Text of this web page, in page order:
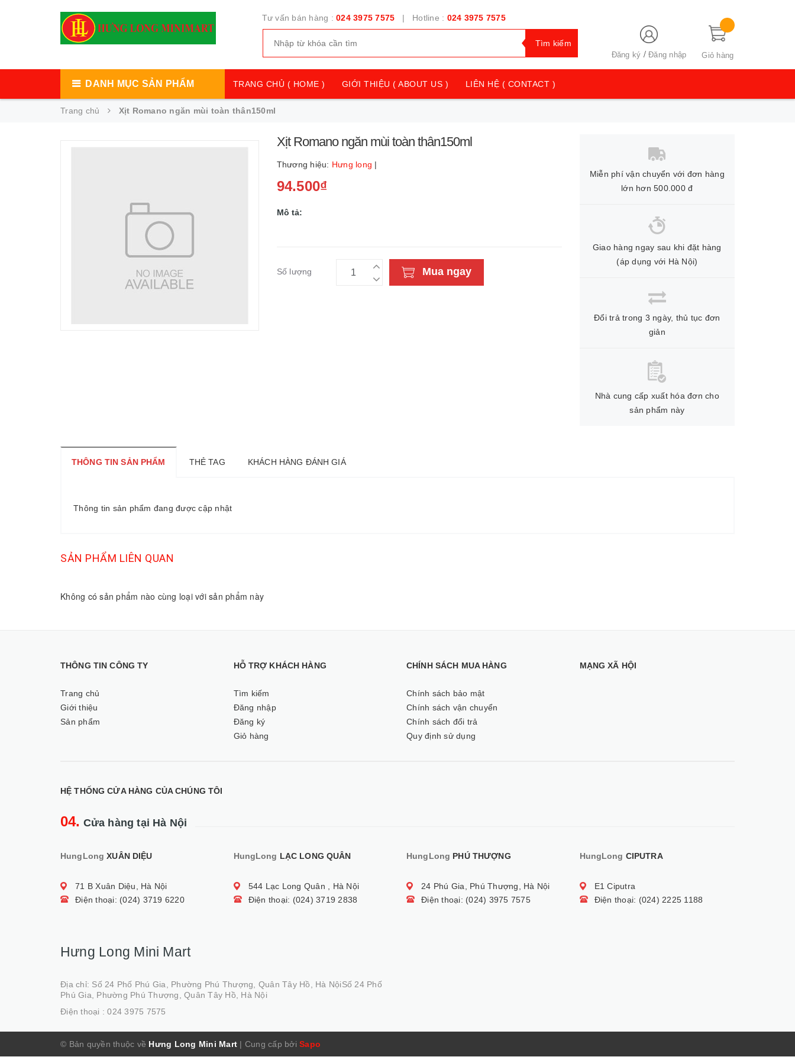
Tư vấn bán hàng : 024 3975 7575 | Hotline : 024 3975 7575
Tìm kiếm
Đăng ký /Đăng nhập Giỏ hàng
DANH MỤC SẢN PHẨM TRANG CHỦ ( HOME ) GIỚI THIỆU ( ABOUT US ) LIÊN HỆ ( CONTACT )
Trang chủ Xịt Romano ngăn mùi toàn thân150ml
Xịt Romano ngăn mùi toàn thân150ml
Thương hiệu: Hưng long |
94.500₫
Mô tả:
Số lượng Mua ngay
Miễn phí vận chuyển với đơn hàng
lớn hơn 500.000 đ
Giao hàng ngay sau khi đặt hàng
(áp dụng với Hà Nội)
Đổi trả trong 3 ngày, thủ tục đơn
giản
Nhà cung cấp xuất hóa đơn cho
sản phẩm này
THÔNG TIN SẢN PHẨM THẺ TAG KHÁCH HÀNG ĐÁNH GIÁ
Thông tin sản phẩm đang được cập nhật
SẢN PHẨM LIÊN QUAN
Không có sản phẩm nào cùng loại với sản phẩm này
THÔNG TIN CÔNG TY
Trang chủ
Giới thiệu
Sản phẩm
HỖ TRỢ KHÁCH HÀNG
Tìm kiếm
Đăng nhập
Đăng ký
Giỏ hàng
CHÍNH SÁCH MUA HÀNG
Chính sách bảo mật
Chính sách vận chuyển
Chính sách đổi trả
Quy định sử dụng
MẠNG XÃ HỘI
HỆ THỐNG CỬA HÀNG CỦA CHÚNG TÔI
04. Cửa hàng tại Hà Nội
HungLong XUÂN DIỆU
71 B Xuân Diệu, Hà Nội
Điện thoại: (024) 3719 6220
HungLong LẠC LONG QUÂN
544 Lạc Long Quân , Hà Nội
Điện thoại: (024) 3719 2838
HungLong PHÚ THƯỢNG
24 Phú Gia, Phú Thượng, Hà Nội
Điện thoại: (024) 3975 7575
HungLong CIPUTRA
E1 Ciputra
Điện thoại: (024) 2225 1188
Hưng Long Mini Mart
Địa chỉ: Số 24 Phố Phú Gia, Phường Phú Thượng, Quân Tây Hồ, Hà NộiSố 24 Phố
Phú Gia, Phường Phú Thượng, Quân Tây Hồ, Hà Nội
Điện thoại :024 3975 7575
© Bản quyền thuộc về Hưng Long Mini Mart | Cung cấp bởi Sapo